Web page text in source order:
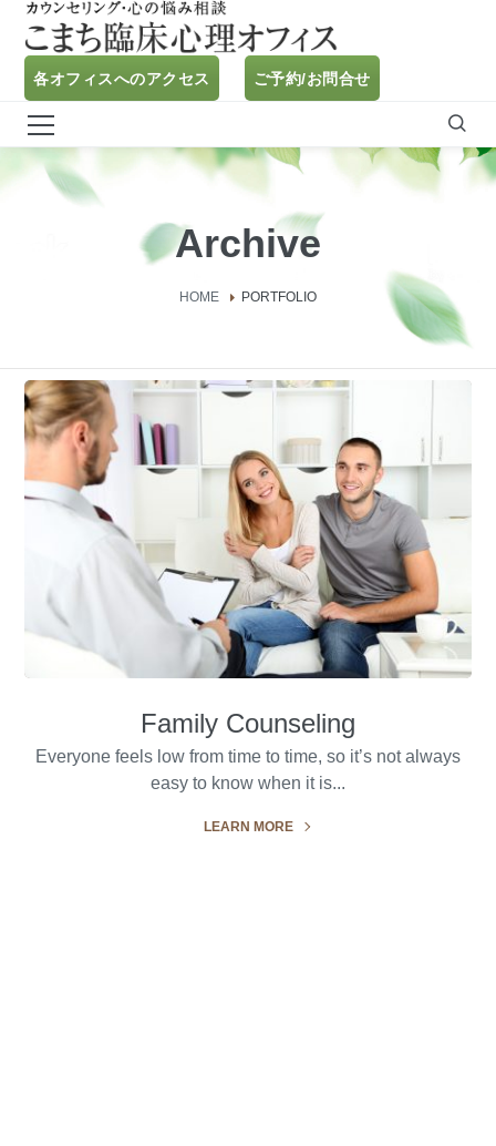
各オフィスへのアクセス ご予約/お問合せ
Archive
HOME PORTFOLIO
Family Counseling
Everyone feels low from time to time, so it’s not always
easy to know when it is...
LEARN MORE